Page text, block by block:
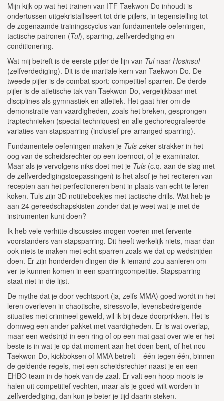
Mijn kijk op wat het trainen van ITF Taekwon-Do inhoudt is
ondertussen uitgekristalliseert tot drie pijlers, in tegenstelling tot
de zogenaamde trainingscyclus van fundamentele oefeningen,
tactische patronen (Tul), sparring, zelfverdediging en
conditionering.
Wat mij betreft is de eerste pijler de lijn van Tulnaar Hosinsul
(zelfverdediging). Dit is de martiale kern van Taekwon-Do. De
tweede pijler is de combat sport: competitief sparren. De derde
pijler is de atletische tak van Taekwon-Do, vergelijkbaar met
disciplines als gymnastiek en atletiek. Het gaat hier om de
demonstratie van vaardigheden, zoals het breken, gesprongen
traptechnieken (special techniques) en alle gechoreografeerde
variaties van stapsparring (inclusief pre-arranged sparring).
Fundamentele oefeningen maken je Tuls zeker strakker in het
oog van de scheidsrechter op een toernooi, of je examinator.
Maar als je vervolgens niks doet met je Tuls (c.q. aan de slag met
de zelfverdedigingstoepassingen) is het alsof je het reciteren van
recepten aan het perfectioneren bent in plaats van echt te leren
koken. Tuls zijn 3D notitieboekjes met tactische drills. Wat heb je
aan 24 gereedschapskisten zonder dat je weet wat je met de
instrumenten kunt doen?
Ik heb vele verhitte discussies mogen voeren met fervente
voorstanders van stapsparring. Dit heeft werkelijk niets, maar dan
ook niets te maken met echt sparren zoals we dat op wedstrijden
doen. Er zijn honderden dingen die ik iemand zou aanleren om
ver te kunnen komen in een sparringcompetitie. Stapsparring
staat niet in die lijst.
De mythe dat je door vechtsport (ja, zelfs MMA) goed wordt in het
leren overleven in chaotische, stressvolle, levensbedreigende
situaties met crimineel geweld, wil ik bij deze doorprikken. Het is
domweg een ander pakket met vaardigheden. Er is wat overlap,
maar een wedstrijd in een ring of op een mat gaat over wie er het
beste is in wat je op dat moment aan het doen bent, of het nou
Taekwon-Do, kickboksen of MMA betreft – één tegen één, binnen
de geldende regels, met een scheidsrechter naast je en een
EHBO team in de hoek van de zaal. Er valt een hoop moois te
halen uit competitief vechten, maar als je goed wilt worden in
zelfverdediging, dan kun je beter je tijd daarin steken.